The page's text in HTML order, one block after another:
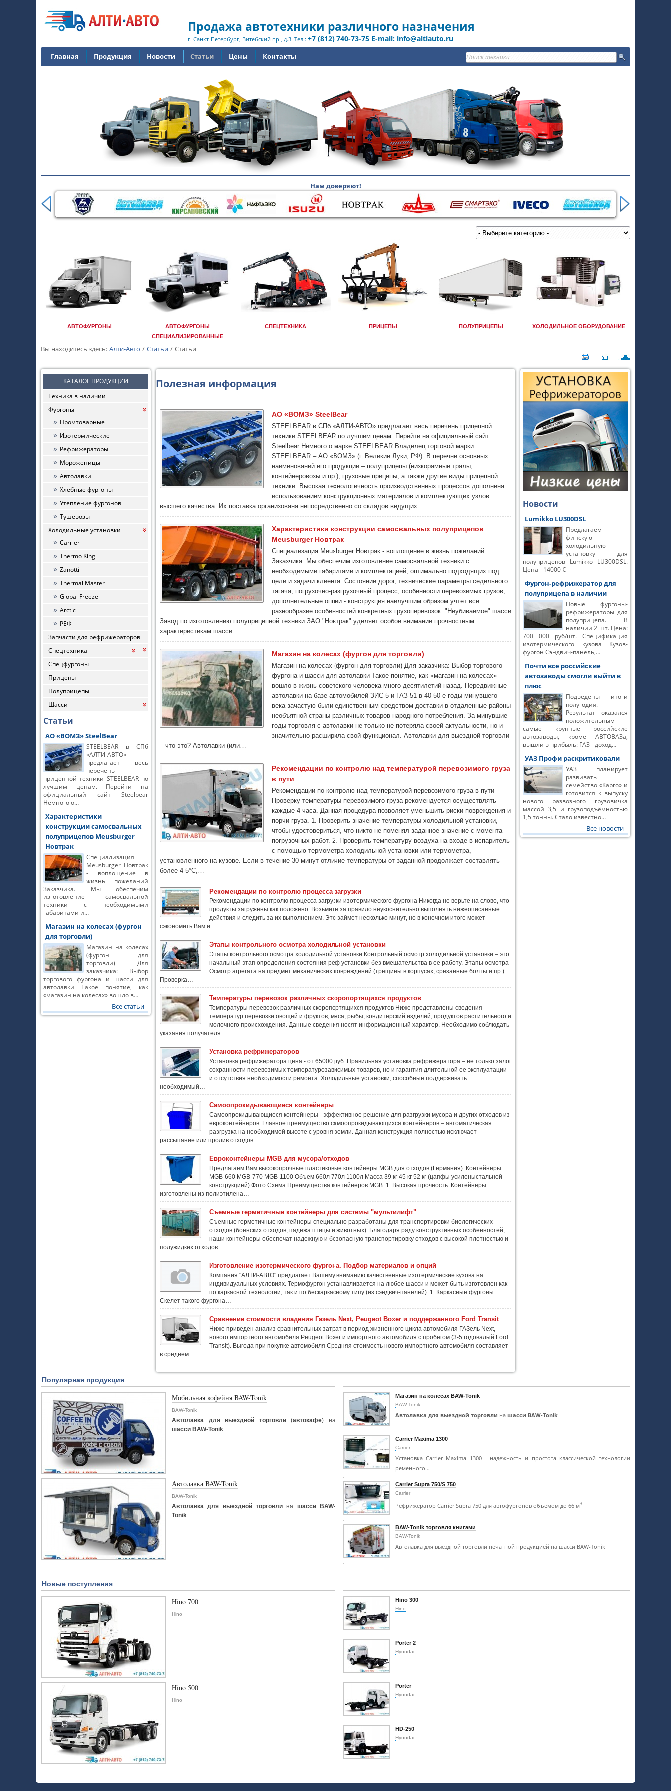
Продажа автотехники различного назначения
г. Санкт-Петербург, Витебский пр., д.3. Тел.: +7 (812) 740-73-75 E-mail: info@altiauto.ru
Главная Продукция Новости Статьи Цены Контакты
Нам доверяют!
АВТОФУРГОНЫ
АВТОФУРГОНЫ
СПЕЦИАЛИЗИРОВАННЫЕ
СПЕЦТЕХНИКА ПРИЦЕПЫ ПОЛУПРИЦЕПЫ ХОЛОДИЛЬНОЕ ОБОРУДОВАНИЕ
Вы находитесь здесь: Алти-Авто / Статьи / Статьи
КАТАЛОГ ПРОДУКЦИИ
Техника в наличии
Фургоны
«
Промтоварные
Изотермические
Рефрижераторы
Мороженицы
Автолавки
Хлебные фургоны
Утепление фургонов
Тушевозы
Холодильные установки
«
Carrier
Thermo King
Zanotti
Thermal Master
Global Freeze
Arctic
РЕФ
Запчасти для рефрижераторов
«
Спецтехника «
Спецфургоны
Прицепы
Полуприцепы
Шасси
«
Статьи
АО «ВОМЗ» SteelBear
STEELBEAR в СПб
«АЛТИ-АВТО»
предлагает весь
перечень
прицепной техники STEELBEAR по
лучшим ценам. Перейти на
официальный сайт Steelbear
Немного о…
Характеристики
конструкции самосвальных
полуприцепов Meusburger
Новтрак
Специализация
Meusburger Новтрак
- воплощение в
жизнь пожеланий
Заказчика. Мы обеспечим
изготовление самосвальной
техники с необходимыми
габаритами и…
Магазин на колесах (фургон
для торговли)
Магазин на колесах
(фургон для
торговли) Для
заказчика: Выбор
торгового фургона и шасси для
автолавки Такое понятие, как
«магазин на колесах» вошло в…
Все статьи
Полезная информация
АО «ВОМЗ» SteelBear
STEELBEAR в СПб «АЛТИ-АВТО» предлагает весь перечень прицепной
техники STEELBEAR по лучшим ценам. Перейти на официальный сайт
Steelbear Немного о марке STEELBEAR Владелец торговой марки
STEELBEAR – АО «ВОМЗ» (г. Великие Луки, РФ). В перечне основных
наименований его продукции – полуприцепы (низкорамные тралы,
контейнеровозы и пр.), грузовые прицепы, а также другие виды прицепной
техники. Высокая технологичность производственных процессов дополнена
использованием конструкционных материалов и комплектующих узлов
высшего качества. Их поставка организована непосредственно со складов ведущих…
Характеристики конструкции самосвальных полуприцепов
Meusburger Новтрак
Специализация Meusburger Новтрак - воплощение в жизнь пожеланий
Заказчика. Мы обеспечим изготовление самосвальной техники с
необходимыми габаритами и комплектацией, оптимально подходящих под
цели и задачи клиента. Состояние дорог, технические параметры седельного
тягача, погрузочно-разгрузочный процесс, особенности перевозимых грузов,
дополнительные опции - конструкция наилучшим образом учтет все
разнообразие особенностей конкретных грузоперевозок. "Неубиваемое" шасси
Завод по изготовлению полуприцепной техники ЗАО "Новтрак" уделяет особое внимание прочностным
характеристикам шасси…
Магазин на колесах (фургон для торговли)
Магазин на колесах (фургон для торговли) Для заказчика: Выбор торгового
фургона и шасси для автолавки Такое понятие, как «магазин на колесах»
вошло в жизнь советского человека много десятилетий назад. Передвижные
автолавки на базе автомобилей ЗИС-5 и ГАЗ-51 в 40-50-е годы минувшего
века зачастую были единственным средством доставки в отдаленные районы
необъятной страны различных товаров народного потребления. За минувшие
годы торговля с автолавки не только не потеряла своей актуальности, но и
значительно расширила свой функционал. Автолавки для выездной торговли
– что это? Автолавки (или…
Рекомендации по контролю над температурой перевозимого груза
в пути
Рекомендации по контролю над температурой перевозимого груза в пути
Проверку температуры перевозимого груза рекомендуется осуществлять
каждые 4 часа. Данная процедура позволяет уменьшить риски повреждения и
порчи груза. 1. Проверить значение температуры холодильной установки,
чтобы удостовериться, что никто не поменял заданное значение с момента
погрузочных работ. 2. Проверить температуру воздуха на входе в испаритель
с помощью термометра холодильной установки или термометра,
установленного на кузове. Если в течение 30 минут отличие температуры от заданной продолжает составлять
более 4-5°C,…
Рекомендации по контролю процесса загрузки
Рекомендации по контролю процесса загрузки изотермического фургона Никогда не верьте на слово, что
продукты загружены как положено. Возьмите за правило неукоснительно выполнять нижеописанные
действия и следить за их выполнением. Это займет несколько минут, но в конечном итоге может
сэкономить Вам и…
Этапы контрольного осмотра холодильной установки
Этапы контрольного осмотра холодильной установки Контрольный осмотр холодильной установки – это
начальный этап определения состояния реф установки без вмешательства в ее работу. Этапы осмотра
Осмотр агрегата на предмет механических повреждений (трещины в корпусах, срезанные болты и пр.)
Проверка…
Температуры перевозок различных скоропортящихся продуктов
Температуры перевозок различных скоропортящихся продуктов Ниже представлены сведения
температур перевозки овощей и фруктов, мяса, рыбы, кондитерский изделий, продуктов растительного и
молочного происхождения. Данные сведения носят информационный характер. Необходимо соблюдать
указания получателя…
Установка рефрижераторов
Установка рефрижератора цена - от 65000 руб. Правильная установка рефрижератора – не только залог
сохранности перевозимых температурозависимых товаров, но и гарантия длительной ее эксплуатации
и отсутствия необходимости ремонта. Холодильные установки, способные поддерживать
необходимый…
Самоопрокидывающиеся контейнеры
Самоопрокидывающиеся контейнеры - эффективное решение для разгрузки мусора и других отходов из
евроконтейнеров. Главное преимущество самоопрокидывающихся контейнеров – автоматическая
разгрузка на необходимой высоте с уровня земли. Данная конструкция полностью исключает
рассыпание или пролив отходов…
Евроконтейнеры MGB для мусора/отходов
Предлагаем Вам высокопрочные пластиковые контейнеры MGB для отходов (Германия). Контейнеры
MGB-660 MGB-770 MGB-1100 Объем 660л 770л 1100л Масса 39 кг 45 кг 52 кг (цапфы усиленыстальной
конструкцией) Фото Схема Преимущества контейнеров MGB: 1. Высокая прочность. Контейнеры
изготовлены из полиэтилена…
Съемные герметичные контейнеры для системы "мультилифт"
Съемные герметичные контейнеры специально разработаны для транспортировки биологических
отходов (боенских отходов, падежа птицы и животных). Благодаря ряду конструктивных особенностей,
наши контейнеры обеспечат надежную и безопасную транспортировку отходов с высокой плотностью и
полужидких отходов.…
Изготовление изотермического фургона. Подбор материалов и опций
Компания "АЛТИ-АВТО" предлагает Вашему вниманию качественные изотермические кузова на
индивидуальных условиях. Термофургон устанавливается на любое шасси и может быть изготовлен как
по каркасной технологии, так и по бескаркасному типу (из сэндвич-панелей). 1. Каркасные фургоны
Скелет такого фургона…
Сравнение стоимости владения Газель Next, Peugeot Boxer и поддержанного Ford Transit
Ниже приведен анализ сравнительных затрат в период жизненного цикла автомобиля ГАЗель Next,
нового импортного автомобиля Peugeot Boxer и импортного автомобиля с пробегом (3-5 годовалый Ford
Transit). Выгода при покупке автомобиля Средняя стоимость нового импортного автомобиля составляет
в среднем…
Новости
Lumikko LU300DSL
Предлагаем
финскую
холодильную
установку для
полуприцепов Lumikko LU300DSL.
Цена - 14000 €
Фургон-рефрижератор для
полуприцепа в наличии
Новые фургоны-
рефрижераторы для
полуприцепа. В
наличии 2 шт. Цена:
700 000 руб/шт. Спецификация
изотермического кузова Кузов-
фургон Сэндвич-панель,…
Почти все российские
автозаводы смогли выйти в
плюс
Подведены итоги
полугодия.
Результат оказался
положительным -
самые крупные российские
автозаводы, кроме АВТОВАЗа,
вышли в прибыль: ГАЗ - доход…
УАЗ Профи раскритиковали
УАЗ планирует
развивать
семейство «Карго» и
готовится к выпуску
нового развозного грузовичка
массой 3,5 и грузоподъёмностью
1,5 тонны. Стало известно…
Все новости
Популярная продукция
Мобильная кофейня BAW-Tonik
BAW-Tonik
Автолавка для выездной торговли(автокафе) на
шасси BAW-Tonik
Автолавка BAW-Tonik
BAW-Tonik
Автолавка для выездной торговли на шасси BAW-
Tonik
Магазин на колесах BAW-Tonik
BAW-Tonik
Автолавка для выездной торговли на шасси BAW-Tonik
Carrier Maxima 1300
Carrier
Установка Carrier Maxima 1300 - надежность и простота классической технологии
ременного…
Carrier Supra 750/S 750
Carrier
Рефрижератор Carrier Supra 750 для автофургонов объемом до 66 м3
BAW-Tonik торговля книгами
BAW-Tonik
Автолавка для выездной торговли печатной продукцией на шасси BAW-Tonik
Новые поступления
Hino 700
Hino
Hino 500
Hino
Hino 300
Hino
Porter 2
Hyundai
Porter
Hyundai
HD-250
Hyundai